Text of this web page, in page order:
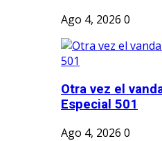
Ago 4, 2026 0
Otra vez el
Especial 501
Ago 4, 2026 0